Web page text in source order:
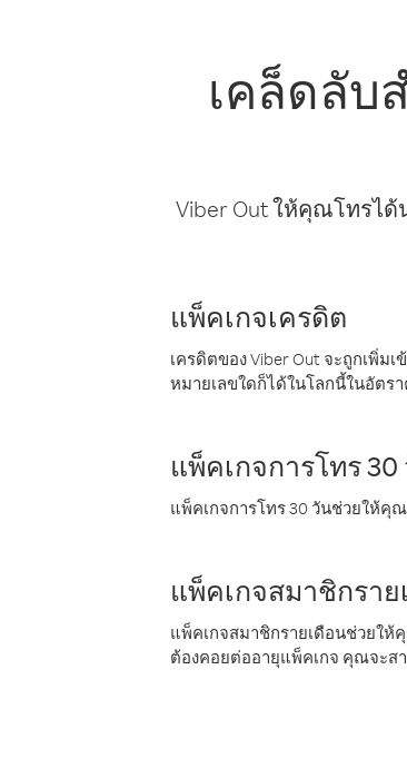
เคล็ดลับ
Viber Out ให้คุณโทรไ
แพ็คเกจเครดิต
เครดิตของ Viber Out จะถูกเพิ่
หมายเลขใดก็ได้ในโลกนี้ในอัตร
แพ็คเกจการโทร 30
แพ็คเกจการโทร 30 วันช่วยให้คุ
แพ็คเกจสมาชิกราย
แพ็คเกจสมาชิกรายเดือนช่วยใ
ต้องคอยต่ออายุแพ็คเกจ คุณจะส